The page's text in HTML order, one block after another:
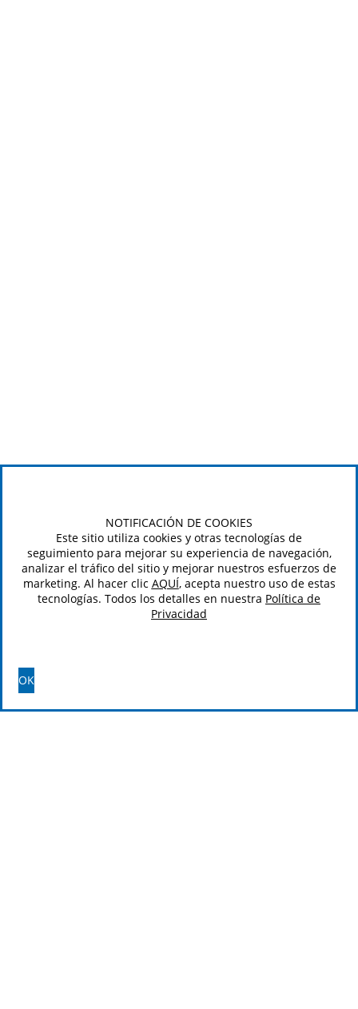
NOTIFICACIÓN DE COOKIES
Este sitio utiliza cookies y otras tecnologías de
seguimiento para mejorar su experiencia de navegación,
analizar el tráfico del sitio y mejorar nuestros esfuerzos de
marketing. Al hacer clic AQUÍ, acepta nuestro uso de estas
tecnologías. Todos los detalles en nuestra Política de
Privacidad
OK